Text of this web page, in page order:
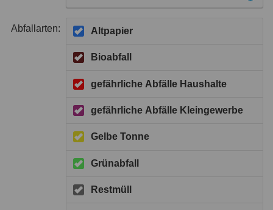
Abfallarten: Altpapier
Bioabfall
gefährliche Abfälle Haushalte
gefährliche Abfälle Kleingewerbe
Gelbe Tonne
Grünabfall
Restmüll